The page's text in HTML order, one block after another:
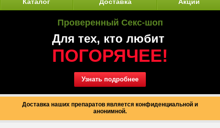
Проверенный Секс-шоп
Для тех, кто любит
ПОГОРЯЧЕЕ!
Узнать подробнее
Доставка наших препаратов является конфиденциальной и
анонимной.